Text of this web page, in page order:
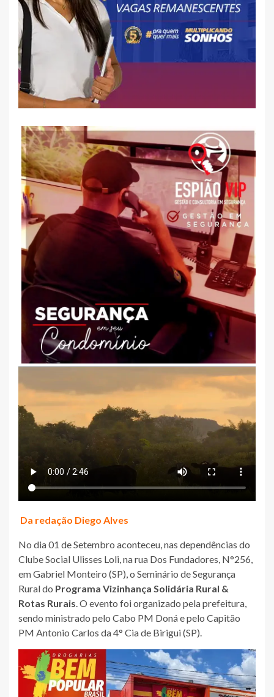
Da redação Diego Alves
No dia 01 de Setembro aconteceu, nas dependências do
Clube Social Ulisses Loli, na rua Dos Fundadores, N°256,
em Gabriel Monteiro (SP), o Seminário de Segurança
Rural do Programa Vizinhança Solidária Rural &
Rotas Rurais . O evento foi organizado pela prefeitura,
sendo ministrado pelo Cabo PM Doná e pelo Capitão
PM Antonio Carlos da 4° Cia de Birigui (SP).